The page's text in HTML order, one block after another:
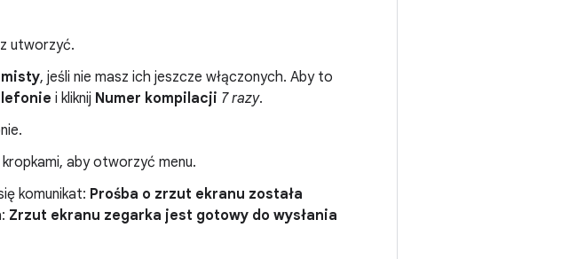
utworzyć.
, jeśli nie masz ich jeszcze włączonych. Aby to
i kliknij Numer kompilacji 7 razy.
aby otworzyć menu.
komunikat: Prośba o zrzut ekranu została
Zrzut ekranu zegarka jest gotowy do wysłania